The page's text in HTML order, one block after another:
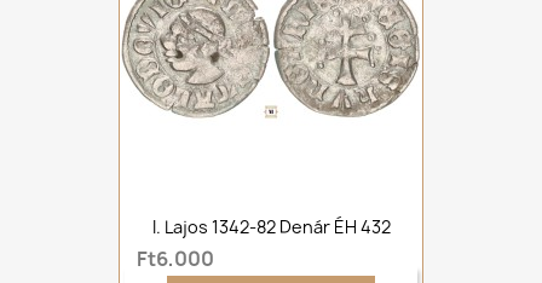
I. Lajos 1342-82 Denár ÉH 432
Ft6,000